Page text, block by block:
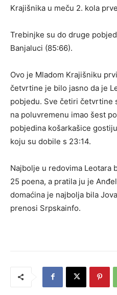
Krajišnika u meču 2. kola
Trebinjke su do druge
Banjaluci (85:66).
Ovo je Mladom Krajišniku
četvrtine je bilo jasno da je
pobjedu. Sve četiri četvrtine
na poluvremenu imao šest
pobjedina košarkašice
koju su dobile s 23:14.
Najbolje u redovima Leotara
25 poena, a pratila ju je
domaćina je najbolja bila
prenosi Srpskainfo.